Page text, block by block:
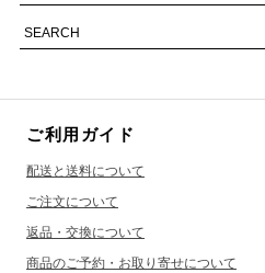
ご利用ガイド
配送と送料について
ご注文について
返品・交換について
商品のご予約・お取り寄せについて